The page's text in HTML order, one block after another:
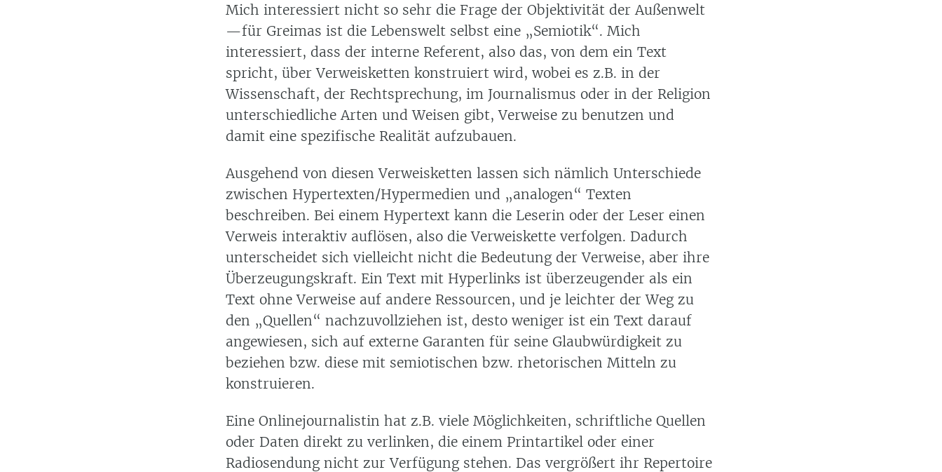
Mich interessiert nicht so sehr die Frage der Objektivität der Außenwelt
—für Greimas ist die Lebenswelt selbst eine „Semiotik“. Mich
interessiert, dass der interne Referent, also das, von dem ein Text
spricht, über Verweisketten konstruiert wird, wobei es z.B. in der
Wissenschaft, der Rechtsprechung, im Journalismus oder in der Religion
unterschiedliche Arten und Weisen gibt, Verweise zu benutzen und
damit eine spezifische Realität aufzubauen.
Ausgehend von diesen Verweisketten lassen sich nämlich Unterschiede
zwischen Hypertexten/Hypermedien und „analogen“ Texten
beschreiben. Bei einem Hypertext kann die Leserin oder der Leser einen
Verweis interaktiv auflösen, also die Verweiskette verfolgen. Dadurch
unterscheidet sich vielleicht nicht die Bedeutung der Verweise, aber ihre
Überzeugungskraft. Ein Text mit Hyperlinks ist überzeugender als ein
Text ohne Verweise auf andere Ressourcen, und je leichter der Weg zu
den „Quellen“ nachzuvollziehen ist, desto weniger ist ein Text darauf
angewiesen, sich auf externe Garanten für seine Glaubwürdigkeit zu
beziehen bzw. diese mit semiotischen bzw. rhetorischen Mitteln zu
konstruieren.
Eine Onlinejournalistin hat z.B. viele Möglichkeiten, schriftliche Quellen
oder Daten direkt zu verlinken, die einem Printartikel oder einer
Radiosendung nicht zur Verfügung stehen. Das vergrößert ihr Repertoire